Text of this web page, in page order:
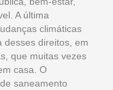
A última
climáticas
desses direitos, em
que muitas vezes
casa. O
saneamento